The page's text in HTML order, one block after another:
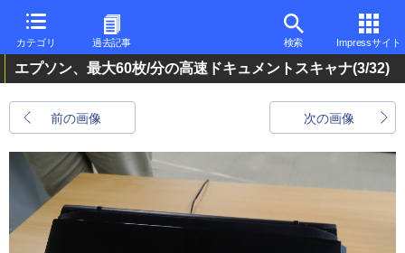
カテゴリ 過去記事 検索 Impressサイト
エプソン、最大60枚/分の高速ドキュメントスキャナ(3/32)
前の画像 次の画像